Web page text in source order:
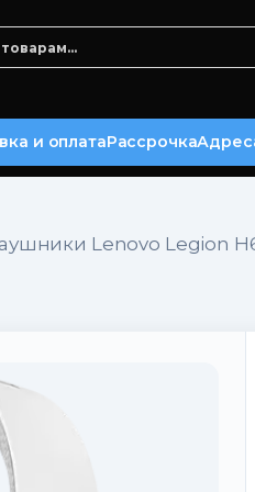
и оплатаРассрочка
Lenovo Legion